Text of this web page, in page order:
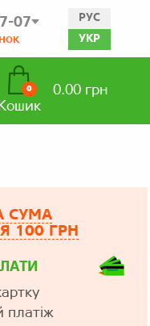
07
РУС
УКР
Кошик
0 0.00 грн
СУМА
100 ГРН
платіж